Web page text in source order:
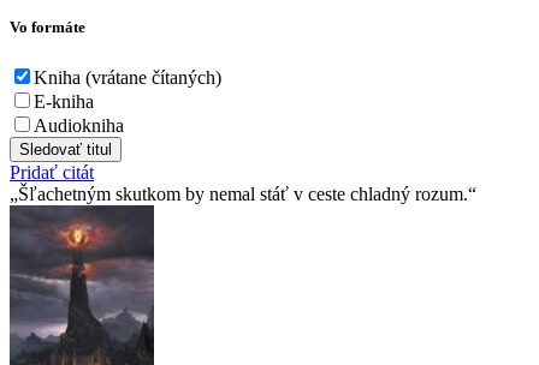
Vo formáte
Kniha (vrátane čítaných)
E-kniha
Audiokniha
Sledovať titul
Pridať citát
Šľachetným skutkom by nemal stáť v ceste chladný rozum.